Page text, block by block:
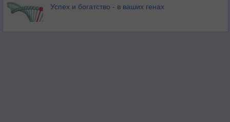
Успех и богатство - в ваших генах